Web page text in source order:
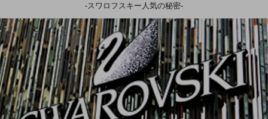
-スワロフスキー人気の秘密-